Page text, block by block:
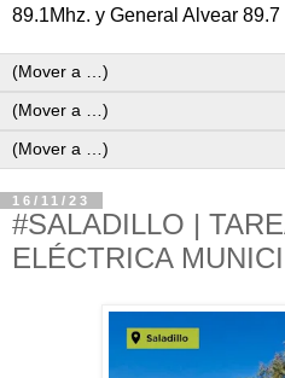
89.1Mhz. y General Alvear 89.7
16/11/23
#SALADILLO |
ELÉCTRICA